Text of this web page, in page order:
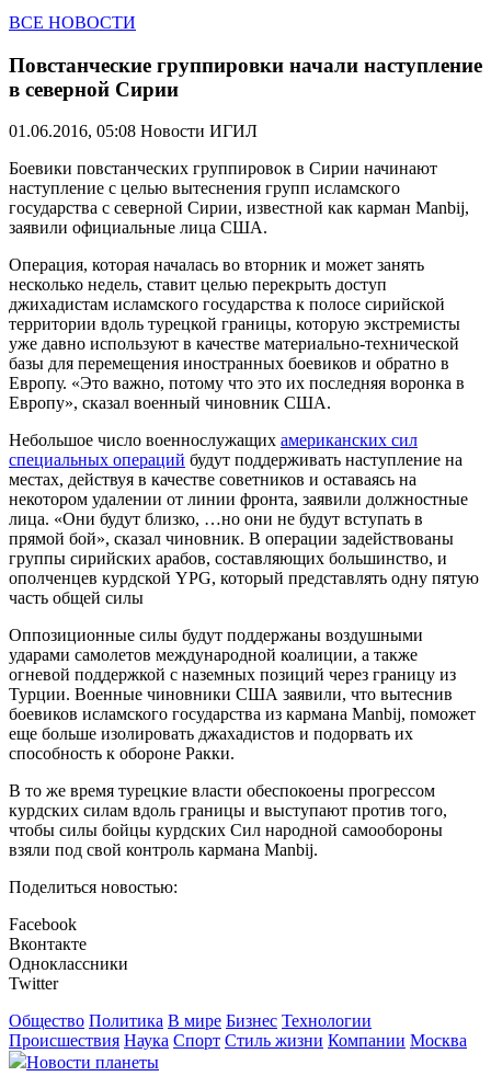
ВСЕ НОВОСТИ
Повстанческие группировки начали наступление
в северной Сирии
01.06.2016, 05:08 Новости ИГИЛ
Боевики повстанческих группировок в Сирии начинают
наступление с целью вытеснения групп исламского
государства с северной Сирии, известной как карман Manbij,
заявили официальные лица США.
Операция, которая началась во вторник и может занять
несколько недель, ставит целью перекрыть доступ
джихадистам исламского государства к полосе сирийской
территории вдоль турецкой границы, которую экстремисты
уже давно используют в качестве материально-технической
базы для перемещения иностранных боевиков и обратно в
Европу. «Это важно, потому что это их последняя воронка в
Европу», сказал военный чиновник США.
Небольшое число военнослужащих американских сил
специальных операций будут поддерживать наступление на
местах, действуя в качестве советников и оставаясь на
некотором удалении от линии фронта, заявили должностные
лица. «Они будут близко, …но они не будут вступать в
прямой бой», сказал чиновник. В операции задействованы
группы сирийских арабов, составляющих большинство, и
ополченцев курдской YPG, который представлять одну пятую
часть общей силы
Оппозиционные силы будут поддержаны воздушными
ударами самолетов международной коалиции, а также
огневой поддержкой с наземных позиций через границу из
Турции. Военные чиновники США заявили, что вытеснив
боевиков исламского государства из кармана Manbij, поможет
еще больше изолировать джахадистов и подорвать их
способность к обороне Ракки.
В то же время турецкие власти обеспокоены прогрессом
курдских силам вдоль границы и выступают против того,
чтобы силы бойцы курдских Сил народной самообороны
взяли под свой контроль кармана Manbij.
Поделиться новостью:
Facebook
Вконтакте
Одноклассники
Twitter
Общество Политика В мире Бизнес Технологии
Происшествия Наука Спорт Стиль жизни Компании Москва
Новости планеты